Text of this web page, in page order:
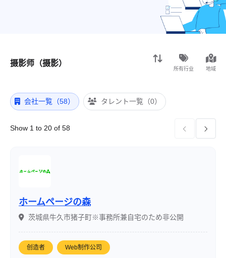
摄影师（摄影）
所有行业 地域
会社一覧（58） タレント一覧（0）
Show 1 to 20 of 58  
ホームページの森
茨城県牛久市猪子町※事務所兼自宅のため非公開
创造者 Web制作公司